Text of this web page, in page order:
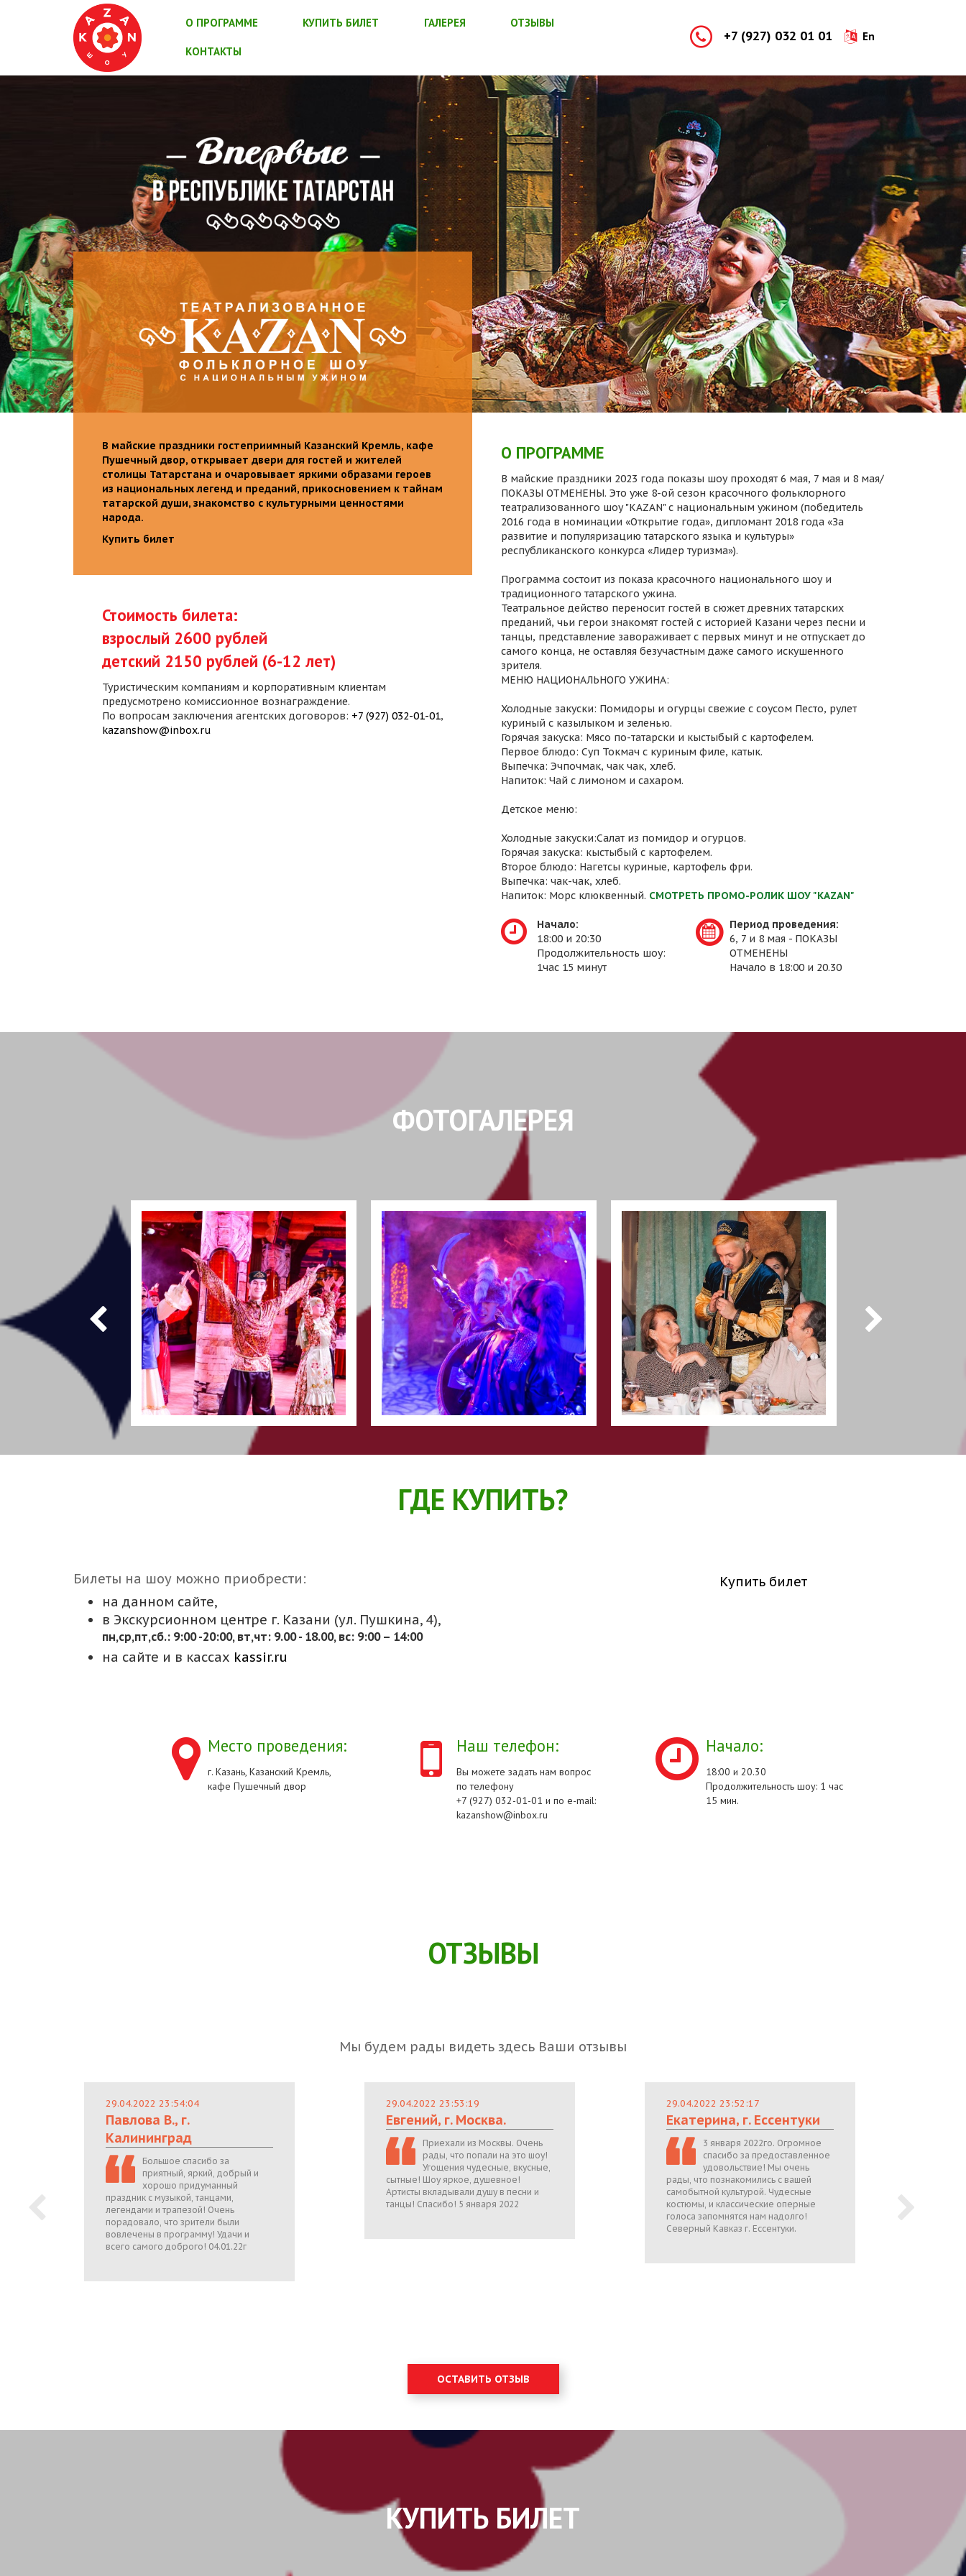
О ПРОГРАММЕ КУПИТЬ БИЛЕТ ГАЛЕРЕЯ ОТЗЫВЫ
КОНТАКТЫ
+7 (927) 032 01 01 En
В майские праздники гостеприимный Казанский Кремль, кафе
Пушечный двор, открывает двери для гостей и жителей
столицы Татарстана и очаровывает яркими образами героев
из национальных легенд и преданий, прикосновением к тайнам
татарской души, знакомство с культурными ценностями
народа.
Купить билет
Стоимость билета:
взрослый 2600 рублей
детский 2150 рублей (6-12 лет)
Туристическим компаниям и корпоративным клиентам
предусмотрено комиссионное вознаграждение.
По вопросам заключения агентских договоров: +7 (927) 032-01-01,
kazanshow@inbox.ru
О ПРОГРАММЕ
В майские праздники 2023 года показы шоу проходят 6 мая, 7 мая и 8 мая/
ПОКАЗЫ ОТМЕНЕНЫ. Это уже 8-ой сезон красочного фольклорного
театрализованного шоу "KAZAN" с национальным ужином (победитель
2016 года в номинации «Открытие года», дипломант 2018 года «За
развитие и популяризацию татарского языка и культуры»
республиканского конкурса «Лидер туризма»).
Программа состоит из показа красочного национального шоу и
традиционного татарского ужина.
Театральное действо переносит гостей в сюжет древних татарских
преданий, чьи герои знакомят гостей с историей Казани через песни и
танцы, представление завораживает с первых минут и не отпускает до
самого конца, не оставляя безучастным даже самого искушенного
зрителя.
МЕНЮ НАЦИОНАЛЬНОГО УЖИНА:
Холодные закуски: Помидоры и огурцы свежие с соусом Песто, рулет
куриный с казылыком и зеленью.
Горячая закуска: Мясо по-татарски и кыстыбый с картофелем.
Первое блюдо: Суп Токмач с куриным филе, катык.
Выпечка: Эчпочмак, чак чак, хлеб.
Напиток: Чай с лимоном и сахаром.
Детское меню:
Холодные закуски:Салат из помидор и огурцов.
Горячая закуска: кыстыбый с картофелем.
Второе блюдо: Нагетсы куриные, картофель фри.
Выпечка: чак-чак, хлеб.
Напиток: Морс клюквенный. СМОТРЕТЬ ПРОМО-РОЛИК ШОУ "KAZAN"
Начало:
18:00 и 20:30
Продолжительность шоу:
1час 15 минут
Период проведения:
6, 7 и 8 мая - ПОКАЗЫ
ОТМЕНЕНЫ
Начало в 18:00 и 20.30
ФОТОГАЛЕРЕЯ
ГДЕ КУПИТЬ?
Билеты на шоу можно приобрести:
на данном сайте,
в Экскурсионном центре г. Казани (ул. Пушкина, 4),
пн,cр,пт,сб.: 9:00 -20:00, вт,чт: 9.00 - 18.00, вс: 9:00 – 14:00
на сайте и в кассах kassir.ru
Купить билет
Место проведения:
г. Казань, Казанский Кремль,
кафе Пушечный двор
Наш телефон:
Вы можете задать нам вопрос
по телефону
+7 (927) 032-01-01 и по e-mail:
kazanshow@inbox.ru
Начало:
18:00 и 20.30
Продолжительность шоу: 1 час
15 мин.
ОТЗЫВЫ
Мы будем рады видеть здесь Ваши отзывы
29.04.2022 23:54:04
Павлова В., г.
Калининград
Большое спасибо за
приятный, яркий, добрый и
хорошо придуманный
праздник с музыкой, танцами,
легендами и трапезой! Очень
порадовало, что зрители были
вовлечены в программу! Удачи и
всего самого доброго! 04.01.22г
29.04.2022 23:53:19
Евгений, г. Москва.
Приехали из Москвы. Очень
рады, что попали на это шоу!
Угощения чудесные, вкусные,
сытные! Шоу яркое, душевное!
Артисты вкладывали душу в песни и
танцы! Спасибо! 5 января 2022
29.04.2022 23:52:17
Екатерина, г. Ессентуки
3 января 2022го. Огромное
спасибо за предоставленное
удовольствие! Мы очень
рады, что познакомились с вашей
самобытной культурой. Чудесные
костюмы, и классические оперные
голоса запомнятся нам надолго!
Северный Кавказ г. Ессентуки.
ОСТАВИТЬ ОТЗЫВ
КУПИТЬ БИЛЕТ